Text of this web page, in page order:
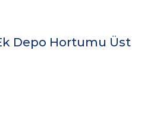
Depo Hortumu Üst